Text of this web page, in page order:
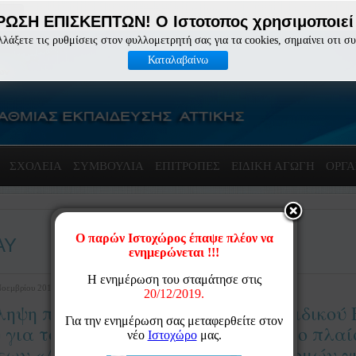
ΕΠΙΣΚΕΠΤΩΝ! Ο Ιστοτοπος
τις ρυθμίσεις στον φυλλομετρητή σας για τα cookies, σημαίνει οτι
Καταλαβαίνω
ΣΧΟΛΕΙΑ ΣΥΜΒΟΥΛΙΑ ΕΠΙΤΡΟΠΈΣ ΕΙΔΙΚΗ ΑΓΩΓΗ
2014 14:59
προσωρινών αναπληρωτών Ειδικού
το διδακτικό έτος 2014-2015 στο